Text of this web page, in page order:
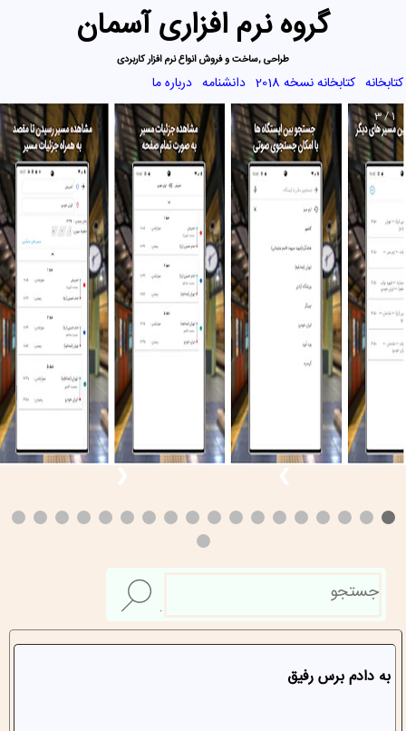
گروه نرم افزاری آسمان
طراحی ,ساخت و فروش انواع نرم افزار کاربردی
کتابخانه کتابخانه نسخه 2018 دانشنامه درباره ما
1 / 3
❮ ❯
به دادم برس رفیق